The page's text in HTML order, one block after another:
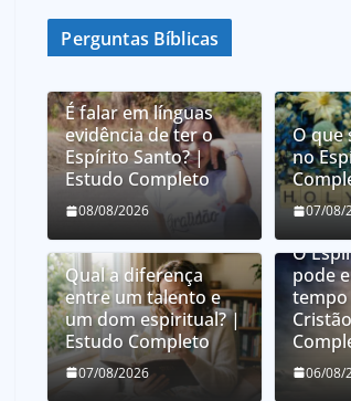
Perguntas Bíblicas
É falar em línguas
evidência de ter o
Espírito Santo? |
Estudo Completo
08/08/2026
O que
no
07/08/
Qual a diferença
entre um talento e
um dom espiritual? |
Estudo Completo
07/08/2026
O
pode
06/08/